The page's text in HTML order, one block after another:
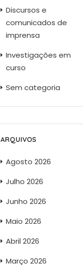
Discursos e
comunicados de
imprensa
Investigações em
curso
Sem categoria
ARQUIVOS
Agosto 2026
Julho 2026
Junho 2026
Maio 2026
Abril 2026
Março 2026